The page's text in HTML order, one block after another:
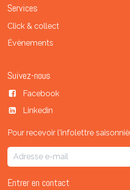
Services
Click & collect
Évènements
Suivez-nous
Facebook
Linkedin
Pour recevoir l'infolettre
Entrer en contact